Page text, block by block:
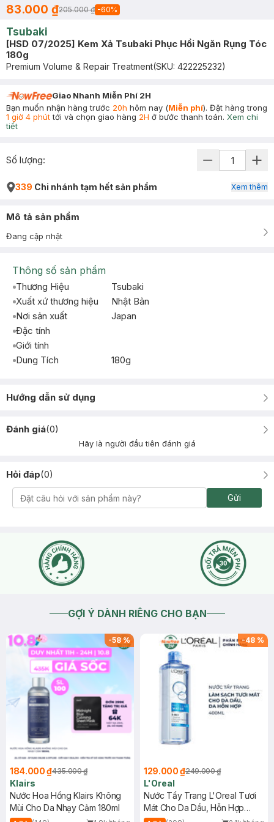
83.000 ₫205.000 ₫ -60%
Tsubaki
[HSD 07/2025] Kem Xả Tsubaki Phục Hồi Ngăn Rụng Tóc
180g
Premium Volume & Repair Treatment(SKU: 422225232)
Giao Nhanh Miễn Phí 2H
Bạn muốn nhận hàng trước 20h hôm nay (Miễn phí). Đặt hàng trong
1 giờ 4 phúttới và chọn giao hàng 2H ở bước thanh toán. Xem chi
tiết
Số lượng:
339 Chi nhánh tạm hết sản phẩm Xem thêm
Mô tả sản phẩm
Đang cập nhật
Thông số sản phẩm
Thương Hiệu
Tsubaki
Xuất xứ thương hiệu
Nhật Bản
Nơi sản xuất
Japan
Đặc tính
Giới tính
Dung Tích
180g
Hướng dẫn sử dụng
Đánh giá(0)
Hãy là người đầu tiên đánh giá
Hỏi đáp(0)
Gửi
GỢI Ý DÀNH RIÊNG CHO BẠN
-58%
184.000 ₫435.000 ₫
Klairs
Nước Hoa Hồng Klairs Không
Mùi Cho Da Nhạy Cảm 180ml
-48 %
129.000 ₫249.000 ₫
L'Oreal
Nước Tẩy Trang L'Oreal Tươi
Mát Cho Da Dầu, Hỗn Hợp
400ml